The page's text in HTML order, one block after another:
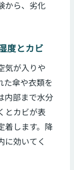
から、劣化
度とカビ
気が入りや
た傘や衣類を
内部まで水分
とカビが表
着します。降
に効いてく